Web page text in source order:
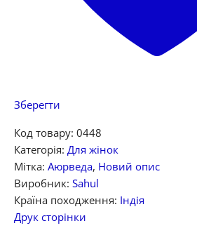
Зберегти
Код товару: 0448
Категорія: Для жінок
Мітка: Аюрведа, Новий опис
Виробник: Sahul
Країна походження: Індія
Друк сторінки